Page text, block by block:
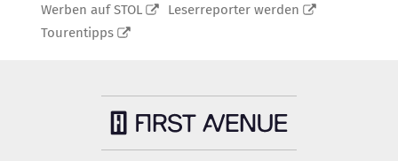
Werben auf STOL
Leserreporter werden
Tourentipps